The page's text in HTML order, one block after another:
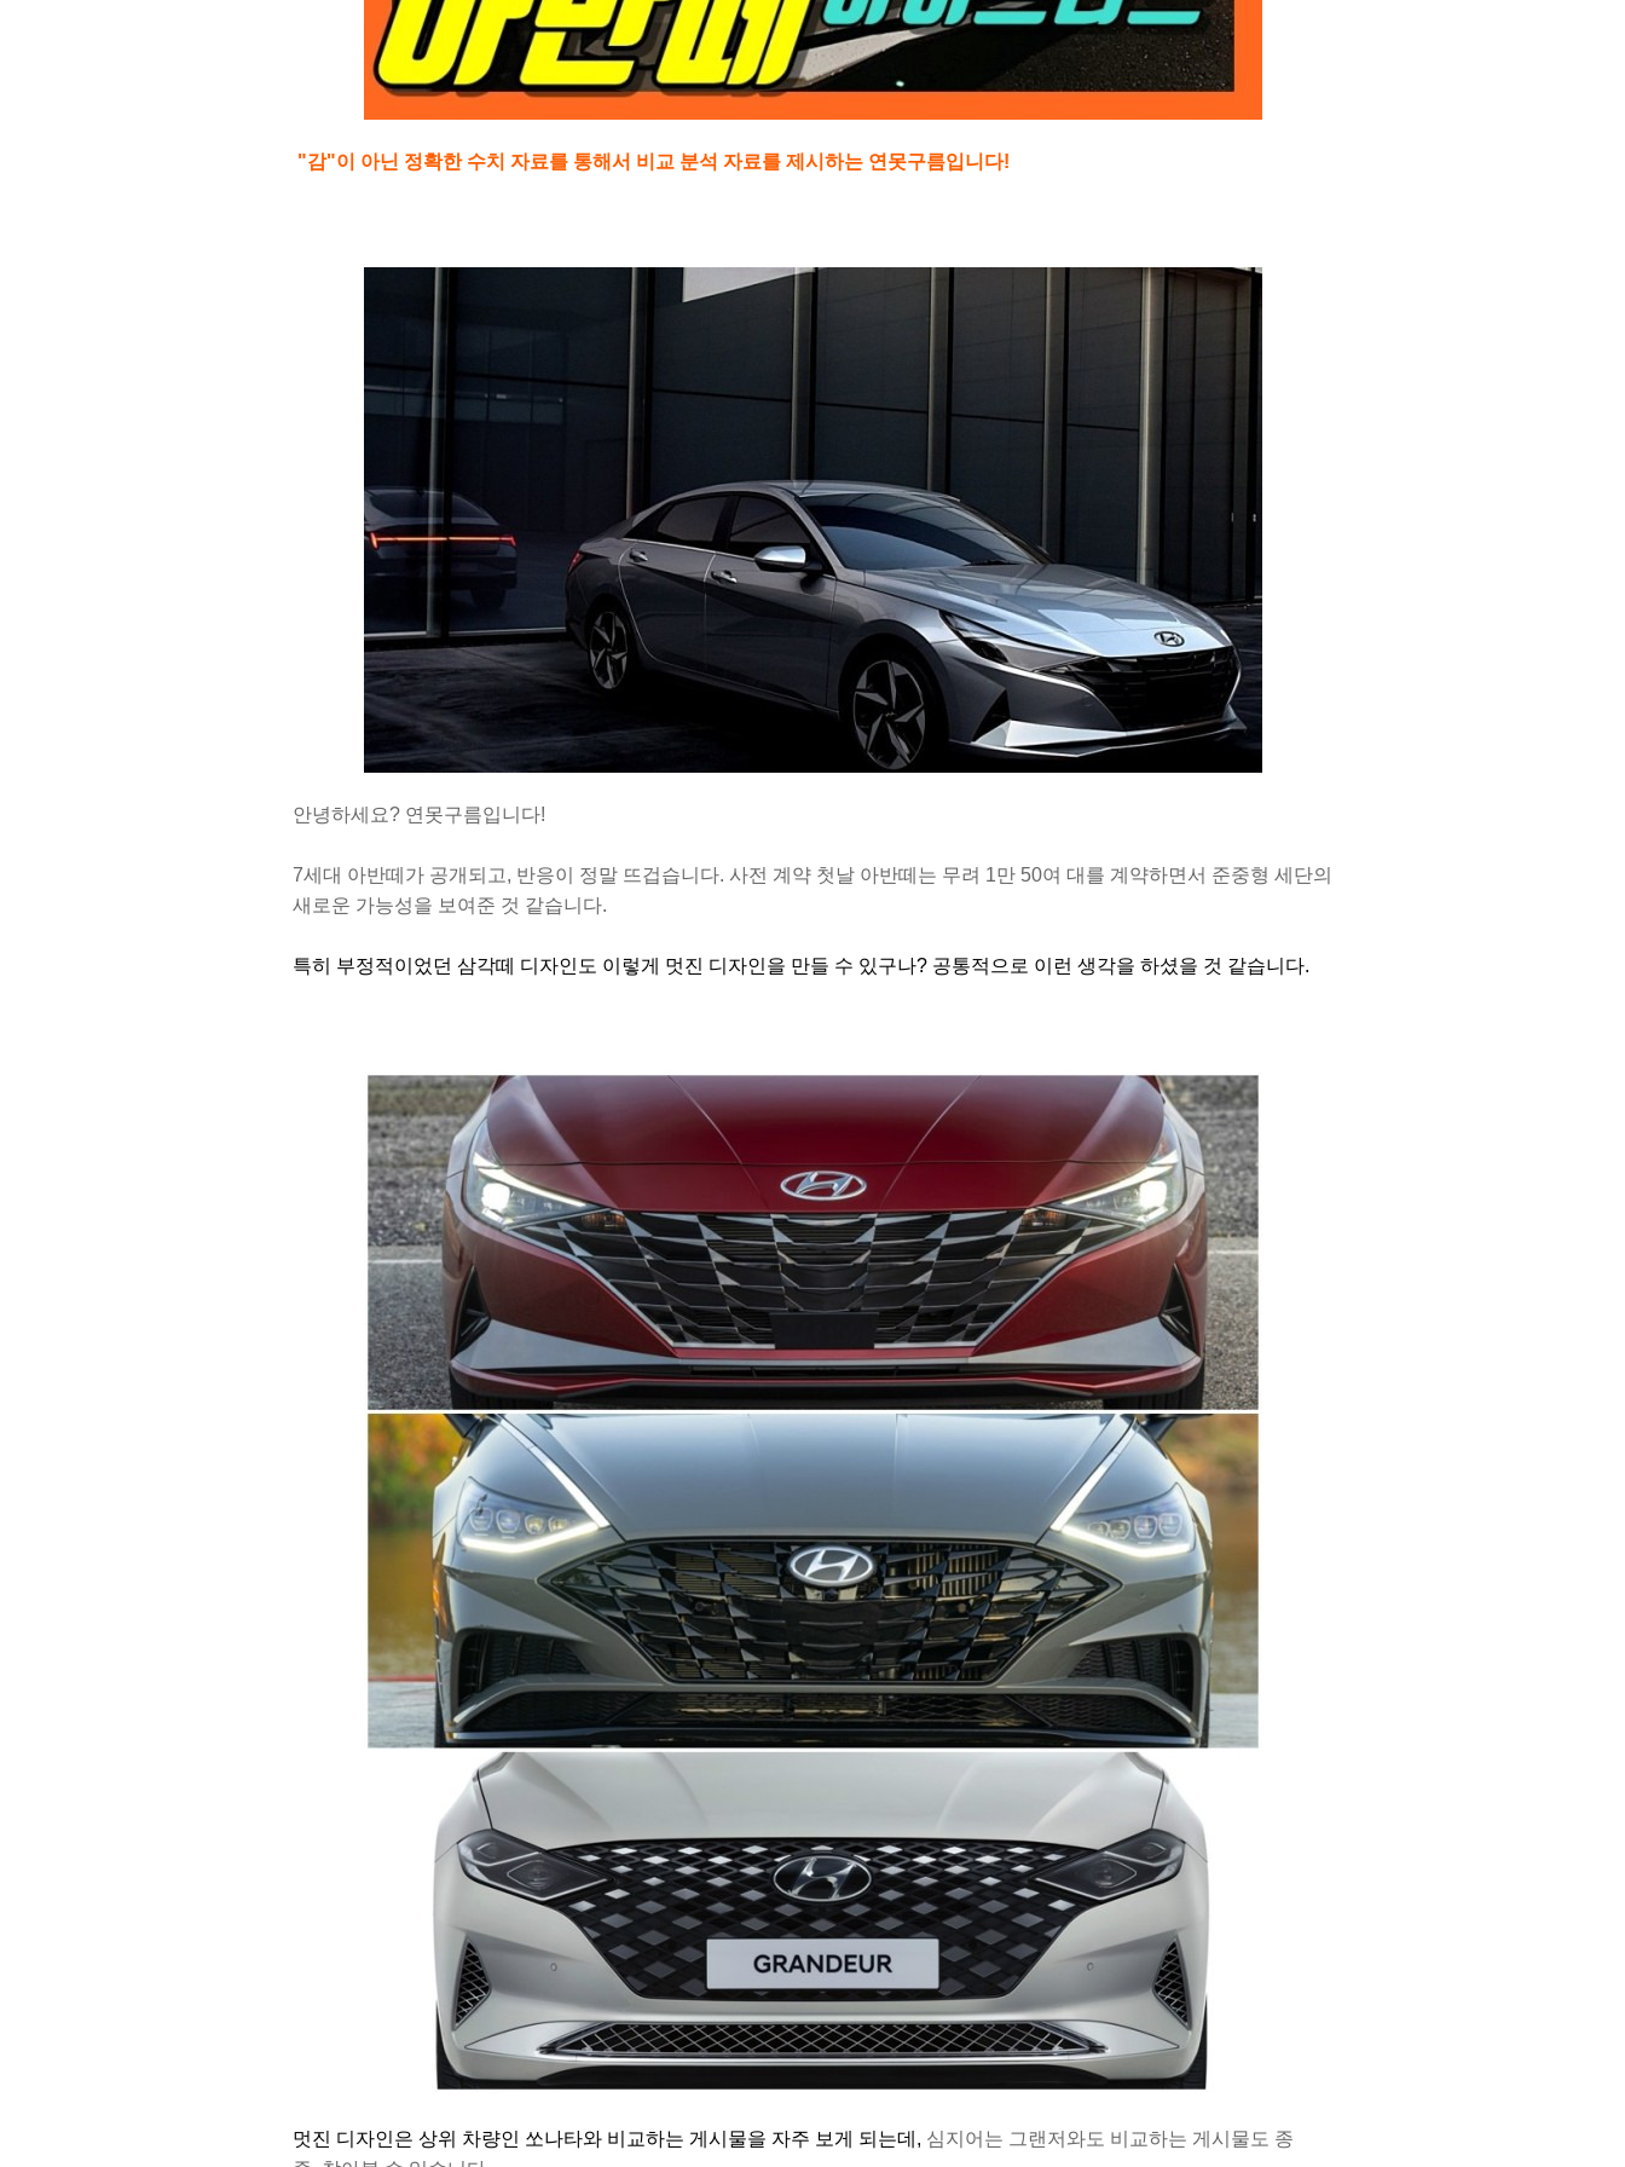
"감"이 아닌 정확한 수치 자료를 통해서 비교 분석 자료를 제시하는 연못구름입니다!
안녕하세요? 연못구름입니다!
7세대 아반떼가 공개되고, 반응이 정말 뜨겁습니다. 사전 계약 첫날 아반떼는 무려 1만 50여 대를 계약하면서 준중형 세단의
새로운 가능성을 보여준 것 같습니다.
특히 부정적이었던 삼각떼 디자인도 이렇게 멋진 디자인을 만들 수 있구나? 공통적으로 이런 생각을 하셨을 것 같습니다.
멋진 디자인은 상위 차량인 쏘나타와 비교하는 게시물을 자주 보게 되는데, 심지어는 그랜저와도 비교하는 게시물도 종